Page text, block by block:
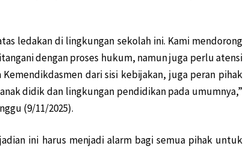
ledakan di lingkungan sekolah ini. Kami mendorong
dengan proses hukum, namun juga perlu atensi
dari sisi kebijakan, juga peran pihak
didik dan lingkungan pendidikan pada umumnya,”
(9/11/2025).
ini harus menjadi alarm bagi semua pihak untuk